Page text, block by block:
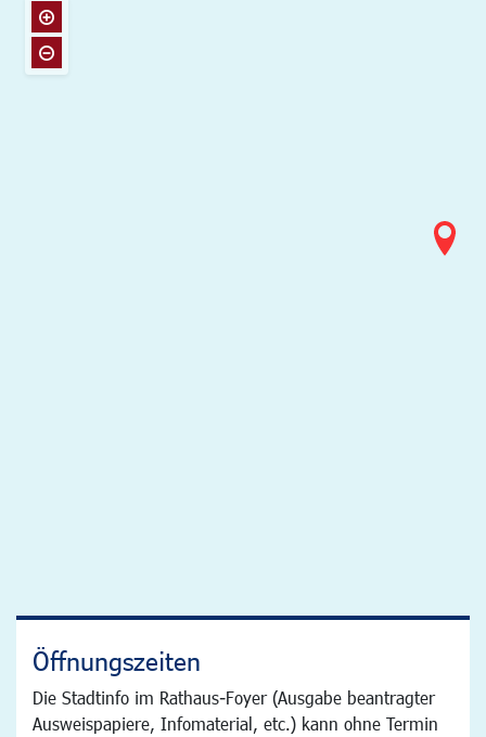
Öffnungszeiten
Die Stadtinfo im Rathaus-Foyer (Ausgabe beantragter
Ausweispapiere, Infomaterial, etc.) kann ohne Termin